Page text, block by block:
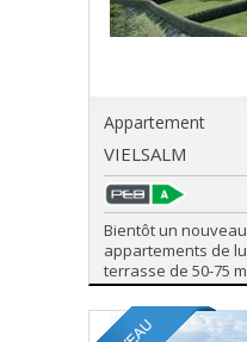
Appartement
VIELSALM
Bientôt un
appartements de
terrasse de 50-75